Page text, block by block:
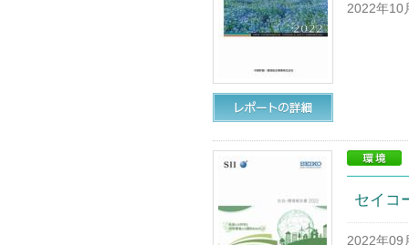
2022年10
セイコ
2022年09